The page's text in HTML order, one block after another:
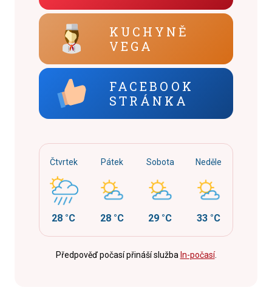
KUCHYNĚ
VEGA
FACEBOOK
STRÁNKA
Čtvrtek
28 °C
Pátek
28 °C
Sobota
29 °C
Neděle
33 °C
Předpověď počasí přináší služba In-počasí.